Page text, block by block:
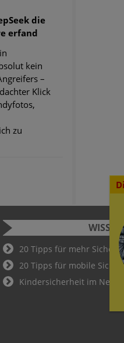
die
erfand
kein
–
Klick
zu
Cyber
2022
Schüler und
20 Tipps für mehr
20 Tipps für mobile
Kindersicherheit im Netz